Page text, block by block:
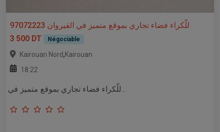
للّكراء فضاء تجاري بموقع متميز في القيروان 97072223
3 500 DT
Négociable
Kairouan Nord,Kairouan
18:22
للّكراء فضاء تجاري بموقع متميز في...